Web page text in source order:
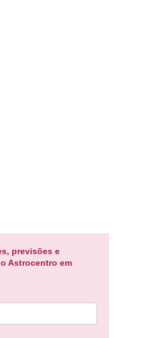
previsões e
Astrocentro em